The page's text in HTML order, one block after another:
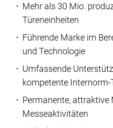
Mehr als 30 Mio.
Türeneinheiten
Führende Marke im
und Technologie
Umfassende
kompetente Internorm-
Permanente, attraktive
Messeaktivitäten